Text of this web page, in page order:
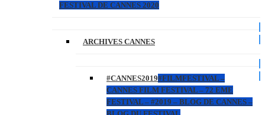
FESTIVAL DE CANNES 2020
ARCHIVES CANNES
#CANNES2019#FILMFESTIVAL –
CANNES FILM FESTIVAL – 72 EME
FESTIVAL – #2019 – BLOG DE CANNES –